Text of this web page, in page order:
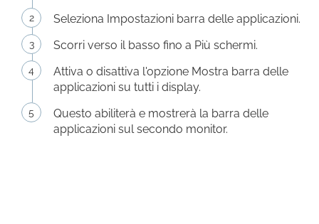
Seleziona Impostazioni barra delle applicazioni.
Scorri verso il basso fino a Più schermi.
Attiva o disattiva l'opzione Mostra barra delle
applicazioni su tutti i display.
Questo abiliterà e mostrerà la barra delle
applicazioni sul secondo monitor.